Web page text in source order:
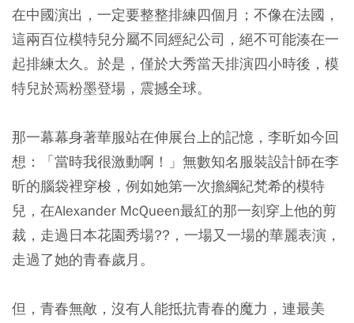
在中國演出，一定要整整排練四個月；不像在法國，
這兩百位模特兒分屬不同經紀公司，絕不可能湊在一
起排練太久。於是，僅於大秀當天排演四小時後，模
特兒於焉粉墨登場，震撼全球。
那一幕幕身著華服站在伸展台上的記憶，李昕如今回
想：「當時我很激動啊！」無數知名服裝設計師在李
昕的腦袋裡穿梭，例如她第一次擔綱紀梵希的模特
兒，在Alexander McQueen最紅的那一刻穿上他的剪
裁，走過日本花園秀場??，一場又一場的華麗表演，
走過了她的青春歲月。
但，青春無敵，沒有人能抵抗青春的魔力，連最美